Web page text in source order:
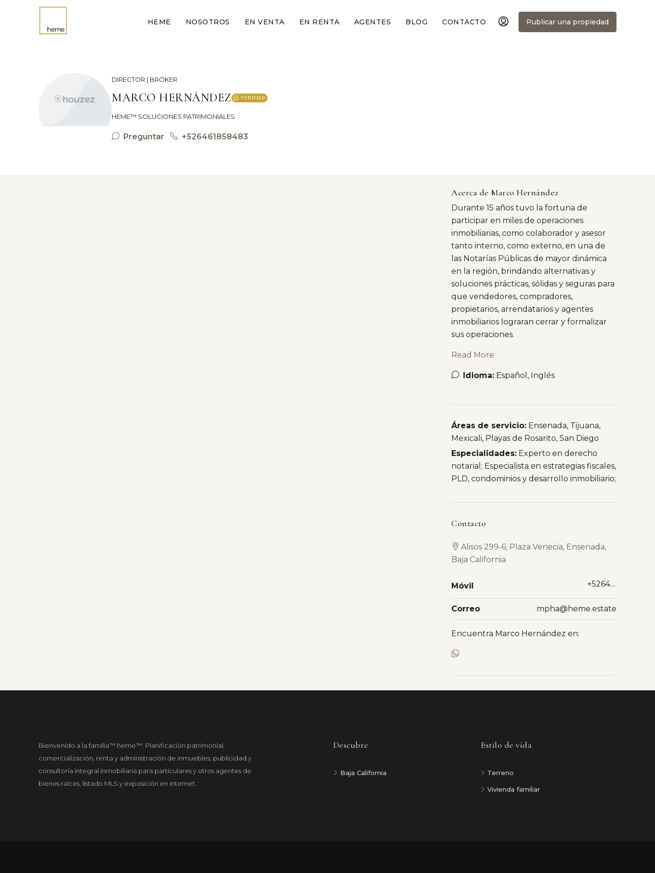
HEME NOSOTROS EN VENTA EN RENTA AGENTES BLOG CONTACTO Publicar una propiedad
DIRECTOR | BRÓKER
MARCO HERNÁNDEZ VERIFIED
HEME™ SOLUCIONES PATRIMONIALES
Preguntar +526461858483
Acerca de Marco Hernández
Durante 15 años tuvo la fortuna de
participar en miles de operaciones
inmobiliarias, como colaborador y asesor
tanto interno, como externo, en una de
las Notarías Públicas de mayor dinámica
en la región, brindando alternativas y
soluciones prácticas, sólidas y seguras para
que vendedores, compradores,
propietarios, arrendatarios y agentes
inmobiliarios lograran cerrar y formalizar
sus operaciones.
Read More
Idioma: Español, Inglés
Áreas de servicio: Ensenada, Tijuana,
Mexicali, Playas de Rosarito, San Diego
Especialidades: Experto en derecho
notarial; Especialista en estrategias fiscales,
PLD, condominios y desarrollo inmobiliario;
Contacto
Alisos 299-6, Plaza Venecia, Ensenada,
Baja California
Móvil +526461858483
Correo mpha@heme.estate
Encuentra Marco Hernández en:
Bienvenido a la familia™ heme™. Planificación patrimonial,
comercialización, renta y administración de inmuebles, publicidad y
consultoría integral inmobiliaria para particulares y otros agentes de
bienes raíces, listado MLS y exposición en internet.
Descubre
Baja California
Estilo de vida
Terreno
Vivienda familiar